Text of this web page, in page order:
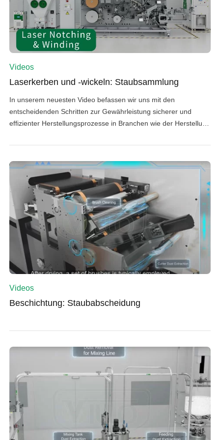
Videos
Laserkerben und -wickeln: Staubsammlung
In unserem neuesten Video befassen wir uns mit den
entscheidenden Schritten zur Gewährleistung sicherer und
effizienter Herstellungsprozesse in Branchen wie der Herstellung
3D-Druck. Vor dem Laserkerben ist es unbedingt erforderlich,
eventuelle Partikel zu entfernen. Beim Laserkerben, bei dem
durch Aufdampfen der Folie […]
Videos
Beschichtung: Staubabscheidung